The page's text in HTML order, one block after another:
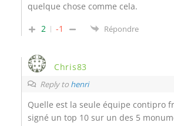
quelque chose comme cela.
2
-1 Répondre
Chris83
Reply to henri
Quelle est la seule équipe contipro
signé un top 10 sur un des 5